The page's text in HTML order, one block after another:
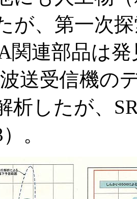
が、第一次
関連部品は
送受信機の
析したが、
。